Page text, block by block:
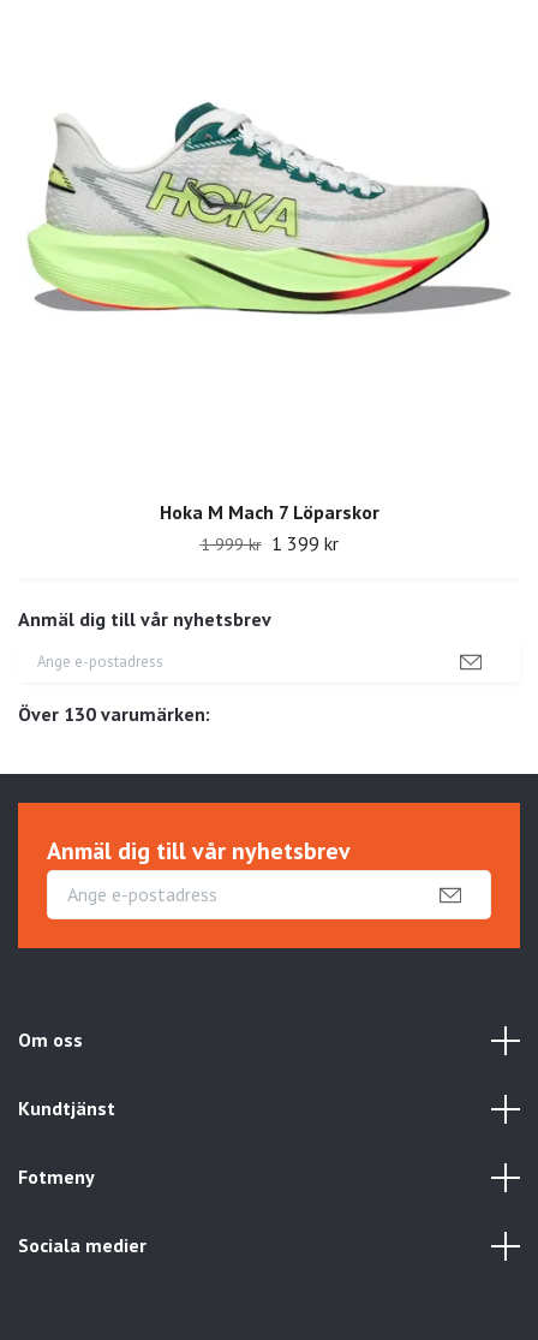
Anmäl dig till vår nyhetsbrev
Över 130 varumärken:
Hoka M Mach 7 Löparskor
1 999 kr 1 399 kr
Anmäl dig till vår nyhetsbrev
Om oss
Kundtjänst
Fotmeny
Sociala medier